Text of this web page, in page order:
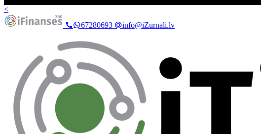
<
67280693
info@iZurnali.lv